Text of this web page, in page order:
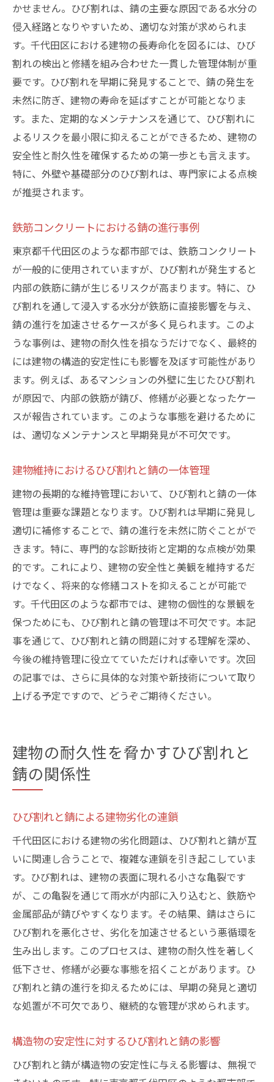
かせません。ひび割れは、錆の主要な原因である水分の
侵入経路となりやすいため、適切な対策が求められま
す。千代田区における建物の長寿命化を図るには、ひび
割れの検出と修繕を組み合わせた一貫した管理体制が重
要です。ひび割れを早期に発見することで、錆の発生を
未然に防ぎ、建物の寿命を延ばすことが可能となりま
す。また、定期的なメンテナンスを通じて、ひび割れに
よるリスクを最小限に抑えることができるため、建物の
安全性と耐久性を確保するための第一歩とも言えます。
特に、外壁や基礎部分のひび割れは、専門家による点検
が推奨されます。
鉄筋コンクリートにおける錆の進行事例
東京都千代田区のような都市部では、鉄筋コンクリート
が一般的に使用されていますが、ひび割れが発生すると
内部の鉄筋に錆が生じるリスクが高まります。特に、ひ
び割れを通して浸入する水分が鉄筋に直接影響を与え、
錆の進行を加速させるケースが多く見られます。このよ
うな事例は、建物の耐久性を損なうだけでなく、最終的
には建物の構造的安定性にも影響を及ぼす可能性があり
ます。例えば、あるマンションの外壁に生じたひび割れ
が原因で、内部の鉄筋が錆び、修繕が必要となったケー
スが報告されています。このような事態を避けるために
は、適切なメンテナンスと早期発見が不可欠です。
建物維持におけるひび割れと錆の一体管理
建物の長期的な維持管理において、ひび割れと錆の一体
管理は重要な課題となります。ひび割れは早期に発見し
適切に補修することで、錆の進行を未然に防ぐことがで
きます。特に、専門的な診断技術と定期的な点検が効果
的です。これにより、建物の安全性と美観を維持するだ
けでなく、将来的な修繕コストを抑えることが可能で
す。千代田区のような都市では、建物の個性的な景観を
保つためにも、ひび割れと錆の管理は不可欠です。本記
事を通じて、ひび割れと錆の問題に対する理解を深め、
今後の維持管理に役立てていただければ幸いです。次回
の記事では、さらに具体的な対策や新技術について取り
上げる予定ですので、どうぞご期待ください。
建物の耐久性を脅かすひび割れと
錆の関係性
ひび割れと錆による建物劣化の連鎖
千代田区における建物の劣化問題は、ひび割れと錆が互
いに関連し合うことで、複雑な連鎖を引き起こしていま
す。ひび割れは、建物の表面に現れる小さな亀裂です
が、この亀裂を通じて雨水が内部に入り込むと、鉄筋や
金属部品が錆びやすくなります。その結果、錆はさらに
ひび割れを悪化させ、劣化を加速させるという悪循環を
生み出します。このプロセスは、建物の耐久性を著しく
低下させ、修繕が必要な事態を招くことがあります。ひ
び割れと錆の進行を抑えるためには、早期の発見と適切
な処置が不可欠であり、継続的な管理が求められます。
構造物の安定性に対するひび割れと錆の影響
ひび割れと錆が構造物の安定性に与える影響は、無視で